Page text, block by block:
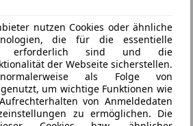
des Händlers. Irrtümer und
Leasingtime.de übernimmt
nutzen Cookies oder ähnliche
die für die essentielle
erforderlich sind und die
der Webseite sicherstellen.
als Folge von
um wichtige Funktionen wie
von Anmeldedaten
zu ermöglichen. Die